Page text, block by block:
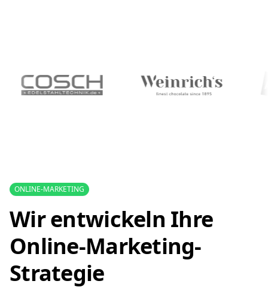
ONLINE-MARKETING
Wir entwickeln Ihre
Online-Marketing-
Strategie